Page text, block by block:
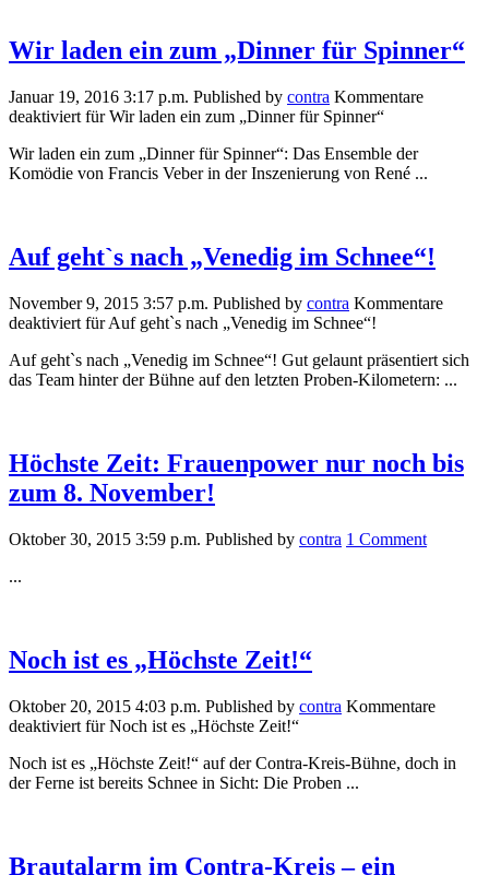
Wir laden ein zum „Dinner für Spinner“
Januar 19, 2016 3:17 p.m. Published by contra Kommentare
deaktiviert für Wir laden ein zum „Dinner für Spinner“
Wir laden ein zum „Dinner für Spinner“: Das Ensemble der
Komödie von Francis Veber in der Inszenierung von René ...
Auf geht`s nach „Venedig im Schnee“!
November 9, 2015 3:57 p.m. Published by contra Kommentare
deaktiviert für Auf geht`s nach „Venedig im Schnee“!
Auf geht`s nach „Venedig im Schnee“! Gut gelaunt präsentiert sich
das Team hinter der Bühne auf den letzten Proben-Kilometern: ...
Höchste Zeit: Frauenpower nur noch bis
zum 8. November!
Oktober 30, 2015 3:59 p.m. Published by contra 1 Comment
...
Noch ist es „Höchste Zeit!“
Oktober 20, 2015 4:03 p.m. Published by contra Kommentare
deaktiviert für Noch ist es „Höchste Zeit!“
Noch ist es „Höchste Zeit!“ auf der Contra-Kreis-Bühne, doch in
der Ferne ist bereits Schnee in Sicht: Die Proben ...
Brautalarm im Contra-Kreis – ein